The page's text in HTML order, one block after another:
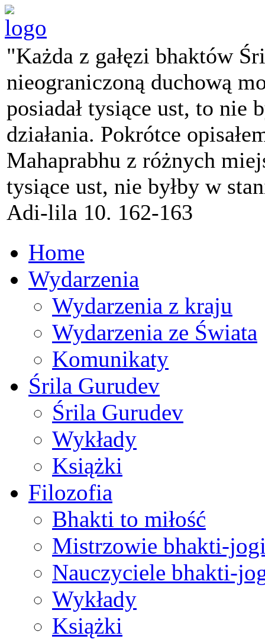
"Każda z gałęzi bhaktów
nieograniczoną duchową
posiadał tysiące ust, to nie
działania. Pokrótce
Mahaprabhu z różnych
tysiące ust, nie byłby w
Adi-lila 10. 162-163
Home
Wydarzenia
Wydarzenia z kraju
Wydarzenia ze Świata
Komunikaty
Śrila Gurudev
Śrila Gurudev
Wykłady
Książki
Filozofia
Bhakti to miłość
Mistrzowie bhakti-
Nauczyciele bhakti-
Wykłady
Książki